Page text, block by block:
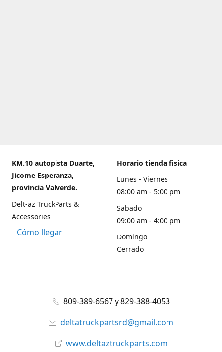
KM.10 autopista Duarte,
Jicome Esperanza,
provincia Valverde.
Delt-az TruckParts &
Accessories
Cómo llegar
Horario tienda fisica
Lunes - Viernes
08:00 am - 5:00 pm
Sabado
09:00 am - 4:00 pm
Domingo
Cerrado
809-389-6567 y 829-388-4053
deltatruckpartsrd@gmail.com
www.deltaztruckparts.com